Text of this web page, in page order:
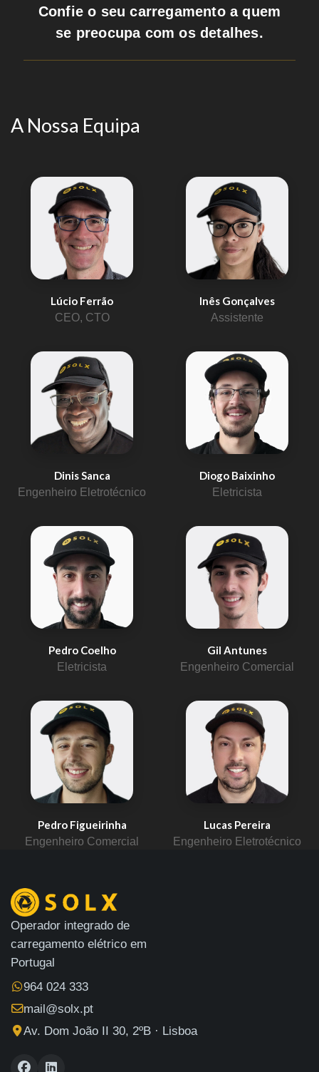
Confie o seu carregamento a quem
se preocupa com os detalhes.
A Nossa Equipa
Lúcio Ferrão
CEO, CTO
Inês Gonçalves
Assistente
Dinis Sanca
Engenheiro Eletrotécnico
Diogo Baixinho
Eletricista
Pedro Coelho
Eletricista
Gil Antunes
Engenheiro Comercial
Pedro Figueirinha
Engenheiro Comercial
Lucas Pereira
Engenheiro Eletrotécnico
Operador integrado de
carregamento elétrico em
Portugal
964 024 333
mail@solx.pt
Av. Dom João II 30, 2ºB · Lisboa